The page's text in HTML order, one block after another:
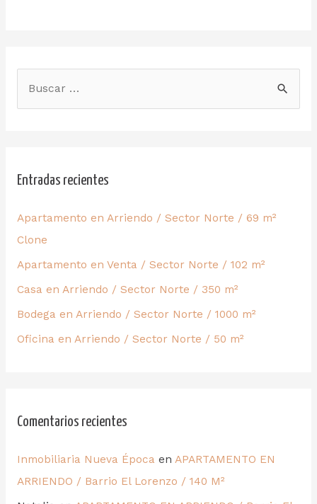
Entradas recientes
Apartamento en Arriendo / Sector Norte / 69 m²
Clone
Apartamento en Venta / Sector Norte / 102 m²
Casa en Arriendo / Sector Norte / 350 m²
Bodega en Arriendo / Sector Norte / 1000 m²
Oficina en Arriendo / Sector Norte / 50 m²
Comentarios recientes
Inmobiliaria Nueva Época en APARTAMENTO EN
ARRIENDO / Barrio El Lorenzo / 140 M²